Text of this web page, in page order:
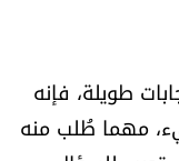
طويلة، فإنه
مهما طُلب منه